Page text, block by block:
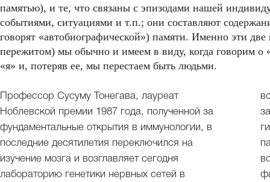
памятью), и те, что связаны с эпизодами нашей
событиями, ситуациями и т.п.; они составляют
говорят «автобиографической») памяти. Именно эти
пережитом) мы обычно и имеем в виду, когда говорим о
«я» и, потеряв ее, мы перестаем быть людьми.
Профессор Сусуму Тонегава, лауреат
Ноблевской премии 1987 года, полученной за
фундаментальные открытия в иммунологии, в
последние десятилетия переключился на
изучение мозга и возглавляет сегодня
лабораторию генетики нервных сетей в